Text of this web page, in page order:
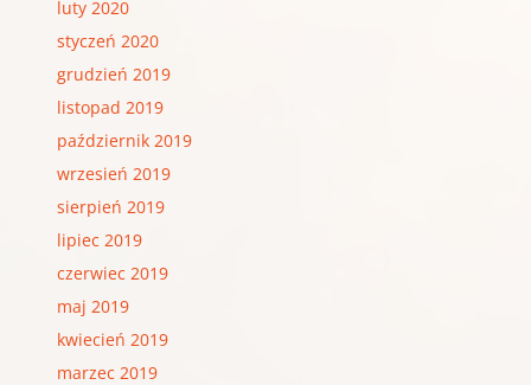
luty 2020
styczeń 2020
grudzień 2019
listopad 2019
październik 2019
wrzesień 2019
sierpień 2019
lipiec 2019
czerwiec 2019
maj 2019
kwiecień 2019
marzec 2019